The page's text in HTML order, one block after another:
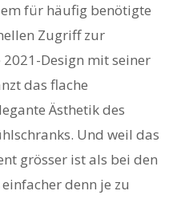
für häufig benötigte
Zugriff zur
Design mit seiner
das flache
Ästhetik des
Und weil das
grösser ist als bei den
denn je zu